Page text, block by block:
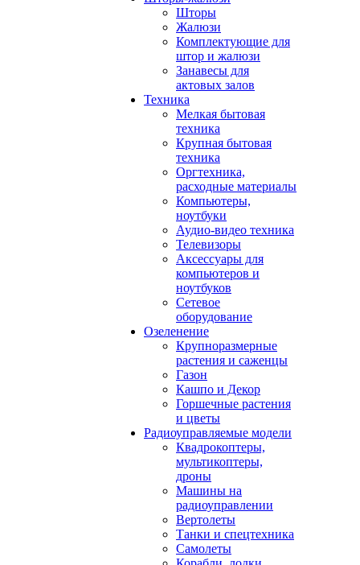
Шторы
Жалюзи
Комплектующие для
штор и жалюзи
Занавесы для
актовых залов
Техника
Мелкая бытовая
техника
Крупная бытовая
техника
Оргтехника,
расходные материалы
Компьютеры,
ноутбуки
Аудио-видео техника
Телевизоры
Аксессуары для
компьютеров и
ноутбуков
Сетевое
оборудование
Озеленение
Крупноразмерные
растения и саженцы
Газон
Кашпо и Декор
Горшечные растения
и цветы
Радиоуправляемые модели
Квадрокоптеры,
мультикоптеры,
дроны
Машины на
радиоуправлении
Вертолеты
Танки и спецтехника
Самолеты